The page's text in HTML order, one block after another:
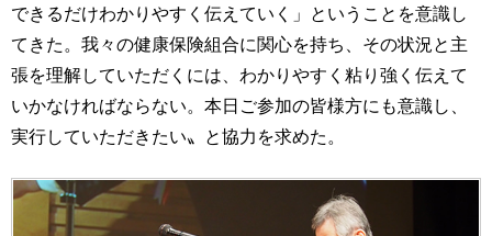
できるだけわかりやすく伝えていく」ということを意識し
てきた。我々の健康保険組合に関心を持ち、その状況と主
張を理解していただくには、わかりやすく粘り強く伝えて
いかなければならない。本日ご参加の皆様方にも意識し、
実行していただきたい〟と協力を求めた。